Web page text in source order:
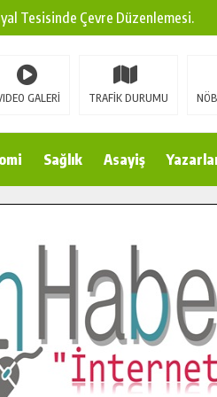
Tesisinde Çevre Düzenlemesi.
Yatırımı.
Türk Tarımına Katkı Sağlayacak.
Fotoğrafçılığı Keşfetti.
Cüce’ye Veda Ziyareti.
GALERİ TRAFİK DURUMU
Sağlık Asayiş